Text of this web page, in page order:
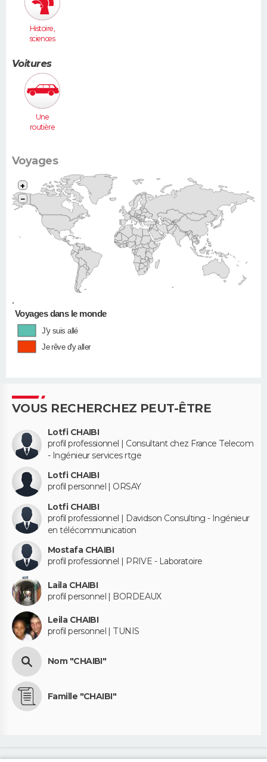
Histoire,
sciences
Voitures
Une
routière
Voyages
•
+
−
Voyages dans le monde
J'y suis allé
Je rêve d'y aller
VOUS RECHERCHEZ PEUT-ÊTRE
Lotfi CHAIBI
profil professionnel | Consultant chez France Telecom
- Ingénieur services rtge
Lotfi CHAIBI
profil personnel | ORSAY
Lotfi CHAIBI
profil professionnel | Davidson Consulting - Ingénieur
en télécommunication
Mostafa CHAIBI
profil professionnel | PRIVE - Laboratoire
Laila CHAIBI
profil personnel | BORDEAUX
Leila CHAIBI
profil personnel | TUNIS
Nom "CHAIBI"
Famille "CHAIBI"